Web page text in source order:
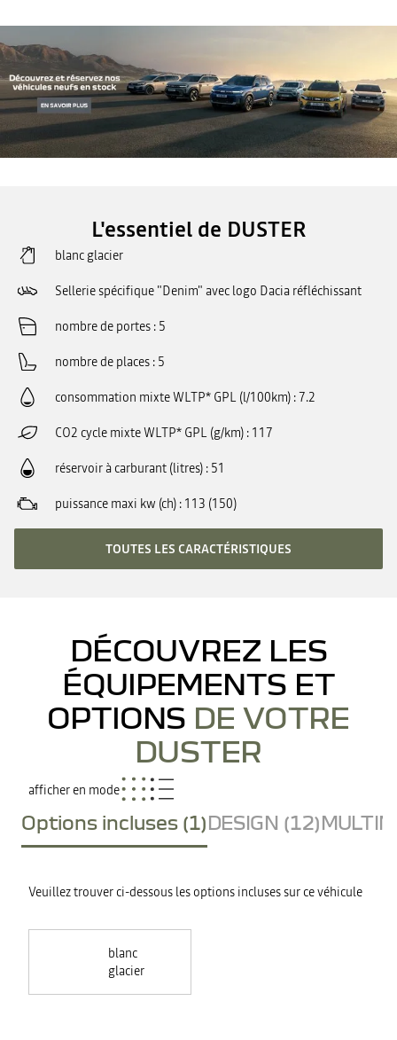
L'essentiel de DUSTER
blanc glacier
Sellerie spécifique "Denim" avec logo Dacia réfléchissant
nombre de portes 5
nombre de places 5
consommation mixte WLTP* GPL (l/100km) 7.2
CO2 cycle mixte WLTP* GPL (g/km) 117
réservoir à carburant (litres) 51
puissance maxi kw (ch) 113 (150)
TOUTES LES CARACTÉRISTIQUES
DÉCOUVREZ LES
ÉQUIPEMENTS ET
OPTIONS DE VOTRE
DUSTER
afficher en mode
Options incluses (1)DESIGN (12)
Veuillez trouver ci-dessous les options incluses sur ce véhicule
blanc
glacier